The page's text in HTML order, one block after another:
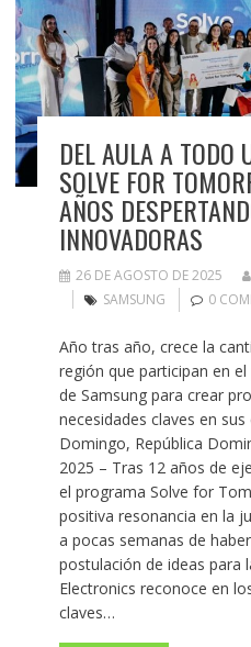
DEL AULA A TODO
SOLVE FOR
AÑOS
INNOVADORAS
26 DE AGOSTO DE 2025
SAMSUNG
0
Año tras año, crece la
región que participan en
de Samsung para crear
necesidades claves en
Domingo, República
2025 – Tras 12 años de
el programa Solve for
positiva resonancia en la
a pocas semanas de
postulación de ideas para
Electronics reconoce en
claves…